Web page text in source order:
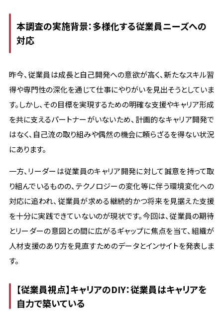
本調査の実施背景：多様化する従業員ニーズへの
対応
昨今、従業員は成長と自己開発への意欲が高く、新たなスキル習
得や専門性の深化を通じて仕事にやりがいを見出そうとしていま
す。しかし、その目標を実現するための明確な支援やキャリア形成
を共に支えるパートナーがいないため、計画的なキャリア開発で
はなく、自己流の取り組みや偶然の機会に頼らざるを得ない状況
にあります。
一方、リーダーは従業員のキャリア開発に対して誠意を持って取
り組んでいるものの、テクノロジーの変化等に伴う環境変化への
対応に追われ、従業員が求める継続的かつ将来を見据えた支援
を十分に実践できていないのが現状です。今回は、従業員の期待
とリーダーの意図との間に広がるギャップに焦点を当て、組織が
人材支援のあり方を見直すためのデータとインサイトを発表しま
す。
【従業員視点】キャリアのDIY：従業員はキャリアを
自力で築いている